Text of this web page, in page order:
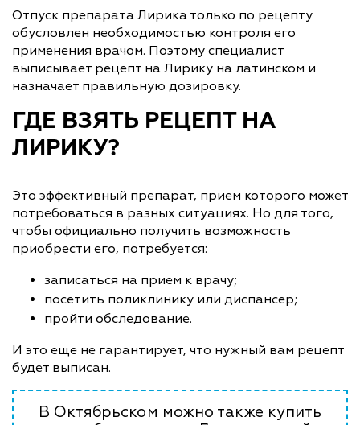
Отпуск препарата Лирика только по рецепту
обусловлен необходимостью контроля его
применения врачом. Поэтому специалист
выписывает рецепт на Лирику на латинском и
назначает правильную дозировку.
ГДЕ ВЗЯТЬ РЕЦЕПТ НА
ЛИРИКУ?
Это эффективный препарат, прием которого может
потребоваться в разных ситуациях. Но для того,
чтобы официально получить возможность
приобрести его, потребуется:
записаться на прием к врачу;
посетить поликлинику или диспансер;
пройти обследование.
И это еще не гарантирует, что нужный вам рецепт
будет выписан.
В Октябрьском можно также купить